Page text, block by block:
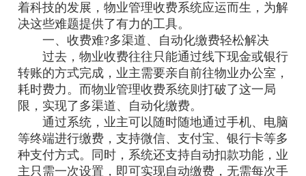
着科技的发展，物业管理收费系统应运而生，为解
决这些难题提供了有力的工具。
一、收费难?多渠道、自动化缴费轻松解决
过去，物业收费往往只能通过线下现金或银行
转账的方式完成，业主需要亲自前往物业办公室，
耗时费力。而物业管理收费系统则打破了这一局
限，实现了多渠道、自动化缴费。
通过系统，业主可以随时随地通过手机、电脑
等终端进行缴费，支持微信、支付宝、银行卡等多
种支付方式。同时，系统还支持自动扣款功能，业
主只需一次设置，即可实现自动缴费，无需每次手